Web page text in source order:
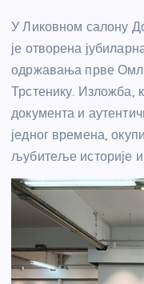
У Ликовном салону
је отворена
одржавања прве
Трстенику. Изложба,
документа и
једног времена,
љубитеље историје и